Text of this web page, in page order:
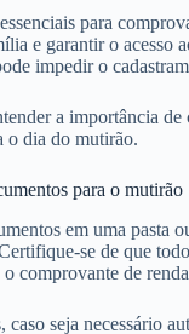
para
e garantir o acesso
impedir o
a importância de
o dia do mutirão.
para o mutirão
em uma pasta
se de que
comprovante de
seja necessário